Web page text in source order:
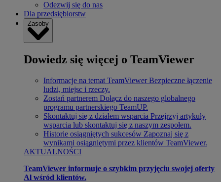
Odezwij się do nas
Dla przedsiębiorstw
Zasoby
Dowiedz się więcej o TeamViewer
Informacje na temat TeamViewer Bezpieczne łączenie
ludzi, miejsc i rzeczy.
Zostań partnerem Dołącz do naszego globalnego
programu partnerskiego TeamUP.
Skontaktuj się z działem wsparcia Przejrzyj artykuły
wsparcia lub skontaktuj się z naszym zespołem.
Historie osiągniętych sukcesów Zapoznaj się z
wynikami osiągniętymi przez klientów TeamViewer.
AKTUALNOŚCI
TeamViewer informuje o szybkim przyjęciu swojej oferty
Al wśród klientów.